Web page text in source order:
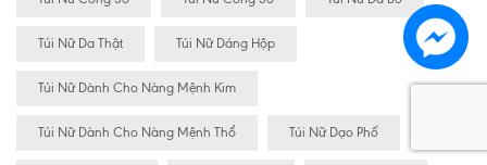
Túi Nữ Da Thật Túi Nữ Dáng Hộp
Túi Nữ Dành Cho Nàng Mệnh Kim
Túi Nữ Dành Cho Nàng Mệnh Thổ Túi Nữ Dạo Phố